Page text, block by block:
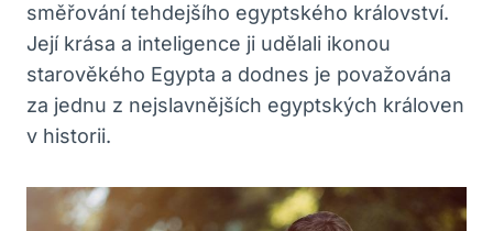
směřování tehdejšího egyptského království.
Její krása a inteligence ji udělali ikonou
starověkého Egypta a dodnes je považována
za jednu z nejslavnějších egyptských královen
v historii.